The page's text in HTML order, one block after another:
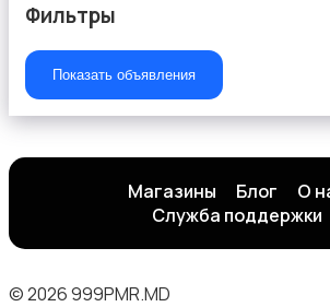
Будущим мамам
Фильтры
Показать объявления
Магазины Блог
О
Служба поддержки
© 2026 999PMR.MD